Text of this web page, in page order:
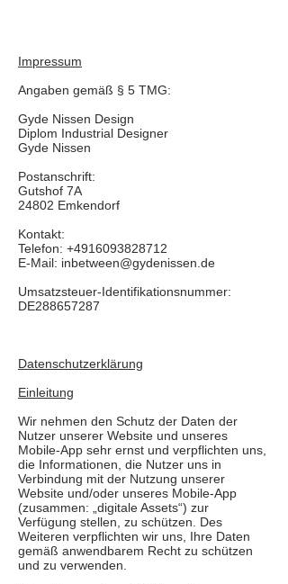
Impressum
Angaben gemäß § 5 TMG:
Gyde Nissen Design
Diplom Industrial Designer
Gyde Nissen
Postanschrift:
Gutshof 7A
24802 Emkendorf
Kontakt:
Telefon: +4916093828712
E-Mail: inbetween@gydenissen.de
Umsatzsteuer-Identifikationsnummer:
DE288657287
Datenschutzerklärung
Einleitung
Wir nehmen den Schutz der Daten der
Nutzer unserer Website und unseres
Mobile-App sehr ernst und verpflichten uns,
die Informationen, die Nutzer uns in
Verbindung mit der Nutzung unserer
Website und/oder unseres Mobile-App
(zusammen: „digitale Assets“) zur
Verfügung stellen, zu schützen. Des
Weiteren verpflichten wir uns, Ihre Daten
gemäß anwendbarem Recht zu schützen
und zu verwenden.